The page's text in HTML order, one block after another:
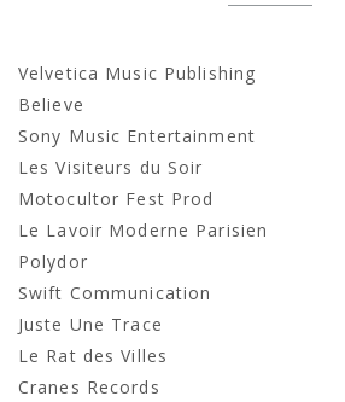
Velvetica Music Publishing
Believe
Sony Music Entertainment
Les Visiteurs du Soir
Motocultor Fest Prod
Le Lavoir Moderne Parisien
Polydor
Swift Communication
Juste Une Trace
Le Rat des Villes
Cranes Records